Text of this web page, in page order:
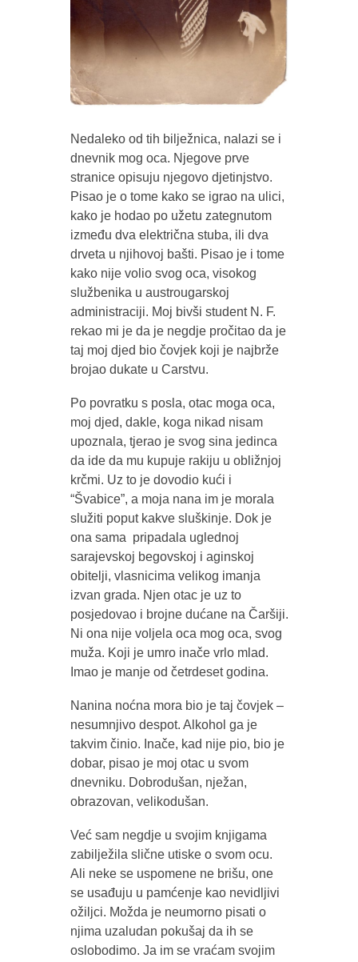
Nedaleko od tih bilježnica, nalazi se i
dnevnik mog oca. Njegove prve
stranice opisuju njegovo djetinjstvo.
Pisao je o tome kako se igrao na ulici,
kako je hodao po užetu zategnutom
između dva električna stuba, ili dva
drveta u njihovoj bašti. Pisao je i tome
kako nije volio svog oca, visokog
službenika u austrougarskoj
administraciji. Moj bivši student N. F.
rekao mi je da je negdje pročitao da je
taj moj djed bio čovjek koji je najbrže
brojao dukate u Carstvu.
Po povratku s posla, otac moga oca,
moj djed, dakle, koga nikad nisam
upoznala, tjerao je svog sina jedinca
da ide da mu kupuje rakiju u obližnjoj
krčmi. Uz to je dovodio kući i
“Švabice”, a moja nana im je morala
služiti poput kakve sluškinje. Dok je
ona sama pripadala uglednoj
sarajevskoj begovskoj i aginskoj
obitelji, vlasnicima velikog imanja
izvan grada. Njen otac je uz to
posjedovao i brojne dućane na Čaršiji.
Ni ona nije voljela oca mog oca, svog
muža. Koji je umro inače vrlo mlad.
Imao je manje od četrdeset godina.
Nanina noćna mora bio je taj čovjek –
nesumnjivo despot. Alkohol ga je
takvim činio. Inače, kad nije pio, bio je
dobar, pisao je moj otac u svom
dnevniku. Dobrodušan, nježan,
obrazovan, velikodušan.
Već sam negdje u svojim knjigama
zabilježila slične utiske o svom ocu.
Ali neke se uspomene ne brišu, one
se usađuju u pamćenje kao nevidljivi
ožiljci. Možda je neumorno pisati o
njima uzaludan pokušaj da ih se
oslobodimo. Ja im se vraćam svojim